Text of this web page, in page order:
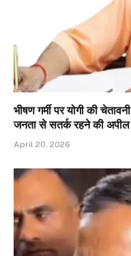
भीषण गर्मी पर योगी की
जनता से सतर्क रहने की अपील
April 20, 2026